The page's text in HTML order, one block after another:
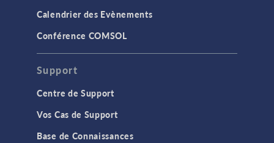
Calendrier des Evènements
Conférence COMSOL
Support
Centre de Support
Vos Cas de Support
Base de Connaissances